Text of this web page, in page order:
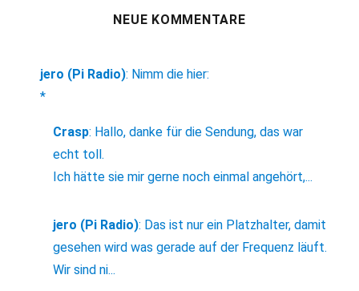
NEUE KOMMENTARE
jero (Pi Radio): Nimm die hier:
*
Crasp: Hallo, danke für die Sendung, das war
echt toll.
Ich hätte sie mir gerne noch einmal angehört,...
jero (Pi Radio): Das ist nur ein Platzhalter, damit
gesehen wird was gerade auf der Frequenz läuft.
Wir sind ni...